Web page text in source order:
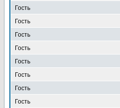
Гость
Гость
Гость
Гость
Гость
Гость
Гость
Гость